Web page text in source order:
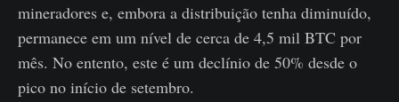
mineradores e, embora a distribuição tenha diminuído,
permanece em um nível de cerca de 4,5 mil BTC por
mês. No entento, este é um declínio de 50% desde o
pico no início de setembro.